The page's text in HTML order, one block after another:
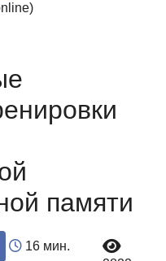
памяти
16 мин.